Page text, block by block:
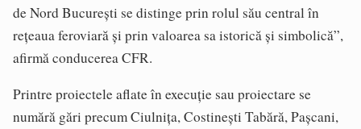
de Nord București se distinge prin rolul său central în
rețeaua feroviară și prin valoarea sa istorică și simbolică”,
afirmă conducerea CFR.
Printre proiectele aflate în execuție sau proiectare se
numără gări precum Ciulnița, Costinești Tabără, Pașcani,